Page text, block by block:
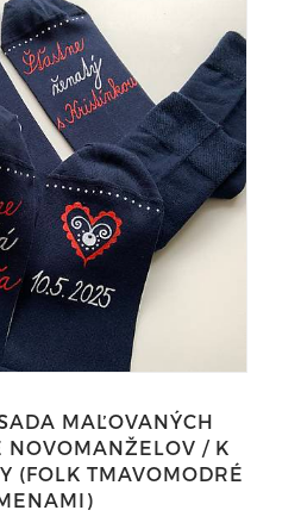
MAĽOVANÝCH
NOVOMANŽELOV / K
(FOLK TMAVOMODRÉ